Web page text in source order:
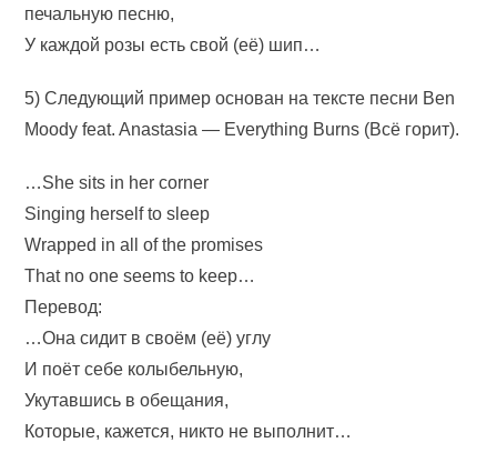
печальную песню,
У каждой розы есть свой (её) шип…
5) Следующий пример основан на тексте песни Ben
Moody feat. Anastasia — Everything Burns (Всё горит).
…She sits in her corner
Singing herself to sleep
Wrapped in all of the promises
That no one seems to keep…
Перевод:
…Она сидит в своём (её) углу
И поёт себе колыбельную,
Укутавшись в обещания,
Которые, кажется, никто не выполнит…